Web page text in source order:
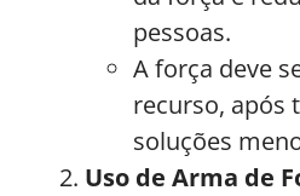
pessoas.
A força deve
recurso, após
soluções
Uso de Arma de